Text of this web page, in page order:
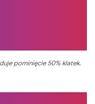
pominięcie 50% klatek.